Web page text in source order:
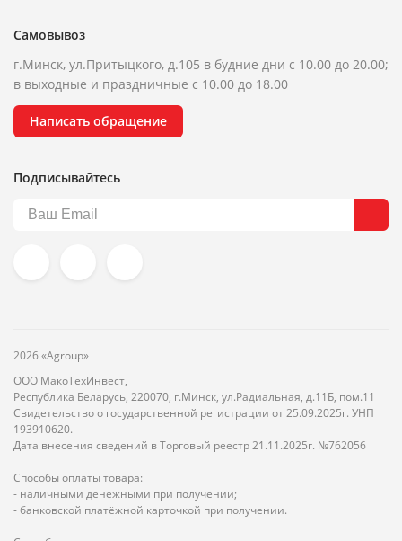
Самовывоз
г.Минск, ул.Притыцкого, д.105 в будние дни с 10.00 до 20.00;
в выходные и праздничные с 10.00 до 18.00
Написать обращение
Подписывайтесь
2026 «Agroup»
ООО МакоТехИнвест,
Республика Беларусь, 220070, г.Минск, ул.Радиальная, д.11Б, пом.11
Свидетельство о государственной регистрации от 25.09.2025г. УНП
193910620.
Дата внесения сведений в Торговый реестр 21.11.2025г. №762056
Способы оплаты товара:
- наличными денежными при получении;
- банковской платёжной карточкой при получении.